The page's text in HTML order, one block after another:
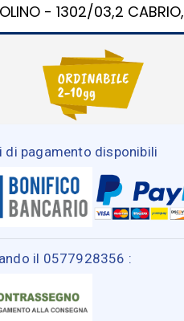
- 1302/03,2 CABRIO,
di pagamento disponibili
il 0577928356 :